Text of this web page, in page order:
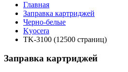
Главная
Заправка картриджей
Черно-белые
Kyocera
TK-3100 (12500 страниц)
Заправка картриджей